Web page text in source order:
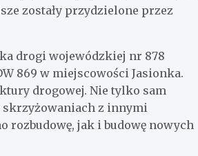
zostały przydzielone przez
drogi wojewódzkiej nr 878
869 w miejscowości Jasionka.
drogowej. Nie tylko sam
skrzyżowaniach z innymi
rozbudowę, jak i budowę nowych